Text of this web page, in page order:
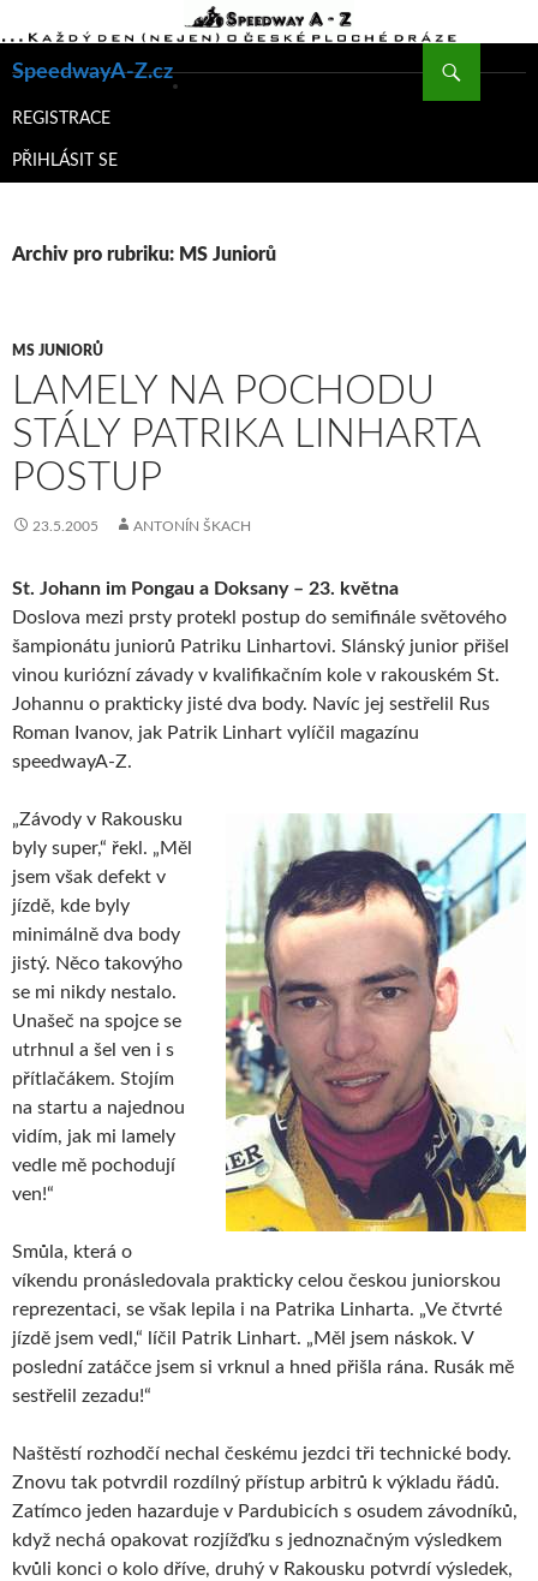
SpeedwayA-Z.cz
K
WEBU
REGISTRACE
PŘIHLÁSIT SE
Archiv pro rubriku: MS Juniorů
MS JUNIORŮ
LAMELY NA POCHODU
STÁLY PATRIKA LINHARTA
POSTUP
23.5.2005 ANTONÍN ŠKACH
St. Johann im Pongau a Doksany – 23. května
Doslova mezi prsty protekl postup do semifinále světového
šampionátu juniorů Patriku Linhartovi. Slánský junior přišel
vinou kuriózní závady v kvalifikačním kole v rakouském St.
Johannu o prakticky jisté dva body. Navíc jej sestřelil Rus
Roman Ivanov, jak Patrik Linhart vylíčil magazínu
speedwayA-Z.
„Závody v Rakousku
byly super,“ řekl. „Měl
jsem však defekt v
jízdě, kde byly
minimálně dva body
jistý. Něco takovýho
se mi nikdy nestalo.
Unašeč na spojce se
utrhnul a šel ven i s
přítlačákem. Stojím
na startu a najednou
vidím, jak mi lamely
vedle mě pochodují
ven!“
Smůla, která o
víkendu pronásledovala prakticky celou českou juniorskou
reprezentaci, se však lepila i na Patrika Linharta. „Ve čtvrté
jízdě jsem vedl,“ líčil Patrik Linhart. „Měl jsem náskok. V
poslední zatáčce jsem si vrknul a hned přišla rána. Rusák mě
sestřelil zezadu!“
Naštěstí rozhodčí nechal českému jezdci tři technické body.
Znovu tak potvrdil rozdílný přístup arbitrů k výkladu řádů.
Zatímco jeden hazarduje v Pardubicích s osudem závodníků,
když nechá opakovat rozjížďku s jednoznačným výsledkem
kvůli konci o kolo dříve, druhý v Rakousku potvrdí výsledek,